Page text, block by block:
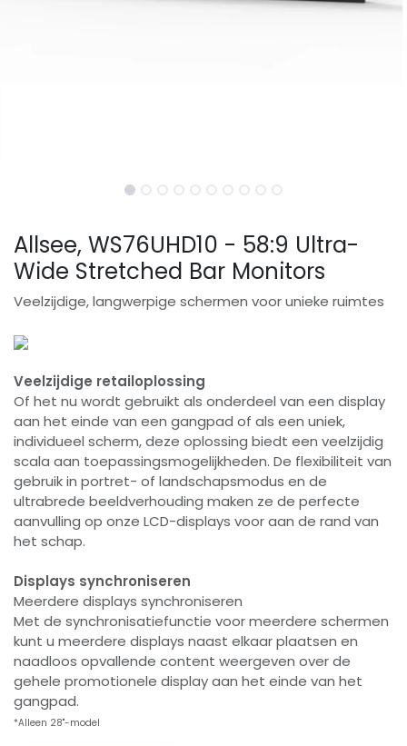
Allsee, WS76UHD10 - 58:9 Ultra-
Wide Stretched Bar Monitors
Veelzijdige, langwerpige schermen voor unieke ruimtes
Veelzijdige retailoplossing
Of het nu wordt gebruikt als onderdeel van een display
aan het einde van een gangpad of als een uniek,
individueel scherm, deze oplossing biedt een veelzijdig
scala aan toepassingsmogelijkheden. De flexibiliteit van
gebruik in portret- of landschapsmodus en de
ultrabrede beeldverhouding maken ze de perfecte
aanvulling op onze LCD-displays voor aan de rand van
het schap.
Displays synchroniseren
Meerdere displays synchroniseren
Met de synchronisatiefunctie voor meerdere schermen
kunt u meerdere displays naast elkaar plaatsen en
naadloos opvallende content weergeven over de
gehele promotionele display aan het einde van het
gangpad.
*Alleen 28"-model